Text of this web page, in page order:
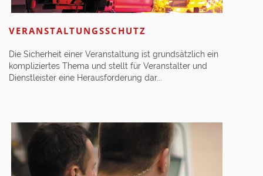
VERANSTALTUNGSSCHUTZ
Die Sicherheit einer Veranstaltung ist grundsätzlich ein
kompliziertes Thema und stellt für Veranstalter und
Dienstleister eine Herausforderung dar...